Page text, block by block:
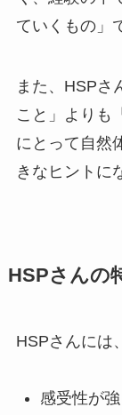
ていくもの」
また、HSPさ
こと」よりも
にとって自然
きなヒントに
HSPさんの
HSPさんには
感受性が